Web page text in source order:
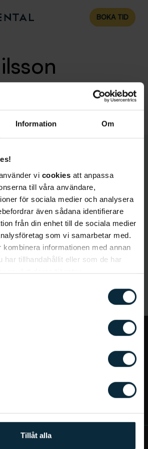
Information Om
vi cookies att anpassa
till våra användare,
för sociala medier och analysera
även sådana identifierare
från din enhet till de sociala medier
som vi samarbetar med.
informationen med annan
har tillhandahållit eller som de har
använt deras tjänster.
Tillåt alla
BOKA TID